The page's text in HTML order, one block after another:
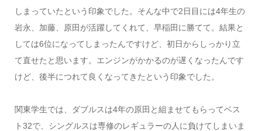
しまっていたという印象でした。そんな中で2日目には4年生の
岩永、加藤、原田が活躍してくれて、早稲田に勝てて。結果と
しては6位になってしまったんですけど、初日からしっかり立
て直せたと思います。エンジンがかかるのが遅くなったんです
けど、後半につれて良くなってきたという印象でした。
関東学生では、ダブルスは4年の原田と組ませてもらってベス
ト32で、シングルスは専修のレギュラーの人に負けてしまいま